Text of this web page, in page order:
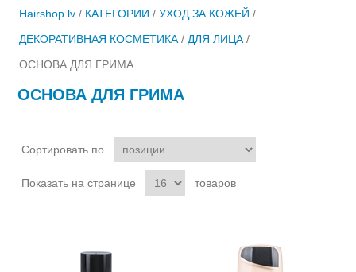
Hairshop.lv / КАТЕГОРИИ / УХОД ЗА КОЖЕЙ /
ДЕКОРАТИВНАЯ КОСМЕТИКА / ДЛЯ ЛИЦА /
ОСНОВА ДЛЯ ГРИМА
ОСНОВА ДЛЯ ГРИМА
Сортировать по
Показать на странице товаров